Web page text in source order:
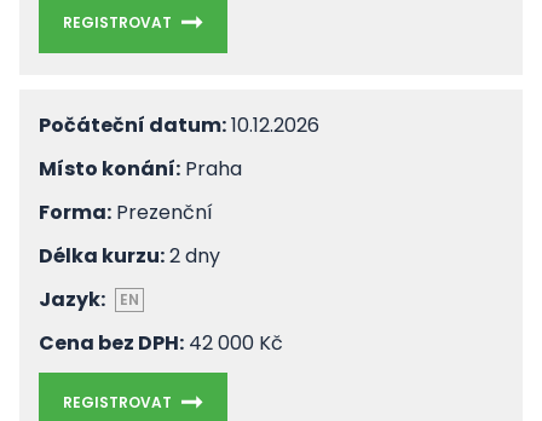
REGISTROVAT
Počáteční datum:10.12.2026
Místo konání: Praha
Forma: Prezenční
Délka kurzu:2 dny
Jazyk:
EN
Cena bez DPH: 42 000 Kč
REGISTROVAT